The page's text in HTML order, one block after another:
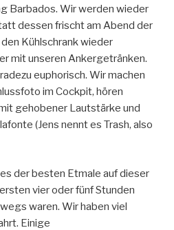
Barbados. Wir werden wieder
dessen frischt am Abend der
Kühlschrank wieder
mit unseren Ankergetränken.
euphorisch. Wir machen
im Cockpit, hören
gehobener Lautstärke und
(Jens nennt es Trash, also
der besten Etmale auf dieser
vier oder fünf Stunden
waren. Wir haben viel
Einige